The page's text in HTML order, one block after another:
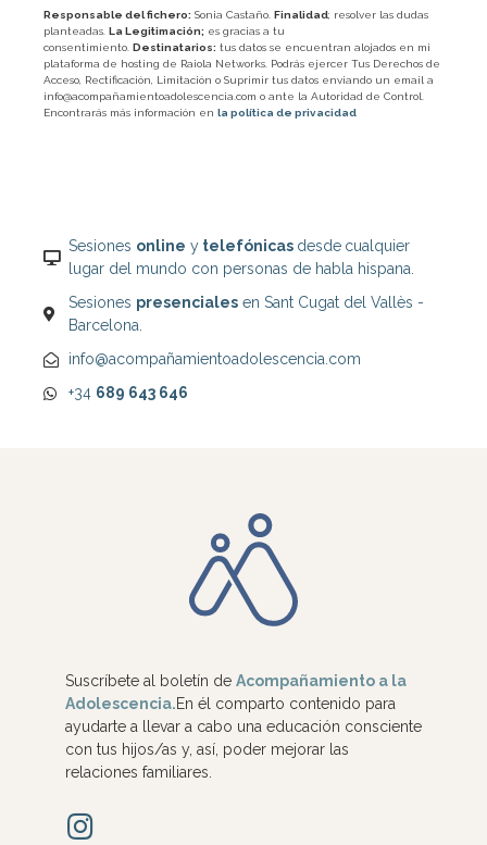
Responsable del fichero: Sonia Castaño. Finalidad; resolver las dudas
planteadas. La Legitimación; es gracias a tu
consentimiento. Destinatarios: tus datos se encuentran alojados en mi
plataforma de hosting de Raiola Networks. Podrás ejercer Tus Derechos de
Acceso, Rectificación, Limitación o Suprimir tus datos enviando un email a
info@acompañamientoadolescencia.com o ante la Autoridad de Control.
Encontrarás más información en la política de privacidad
Sesiones online ytelefónicas desde cualquier
lugar del mundo con personas de habla hispana.
Sesiones presencialesen Sant Cugat del Vallès -
Barcelona.
info@acompañamientoadolescencia.com
+34 689 643 646
Suscríbete al boletín de Acompañamiento a la
Adolescencia.En él comparto contenido para
ayudarte a llevar a cabo una educación consciente
con tus hijos/as y, así, poder mejorar las
relaciones familiares.